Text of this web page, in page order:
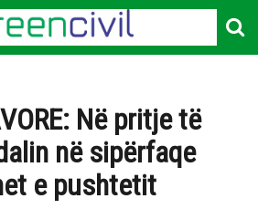
Në pritje të
në sipërfaqe
e pushtetit